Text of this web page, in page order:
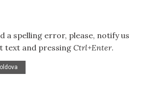
a spelling error, please, notify us
text and pressing Ctrl+Enter.